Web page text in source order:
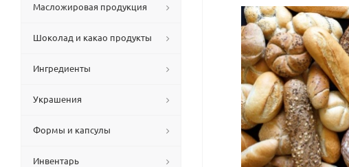
Масложировая продукция
Шоколад и какао продукты
Ингредиенты
Украшения
Формы и капсулы
Инвентарь